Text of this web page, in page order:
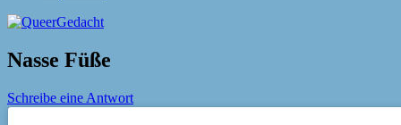
Nasse Füße
Schreibe eine Antwort